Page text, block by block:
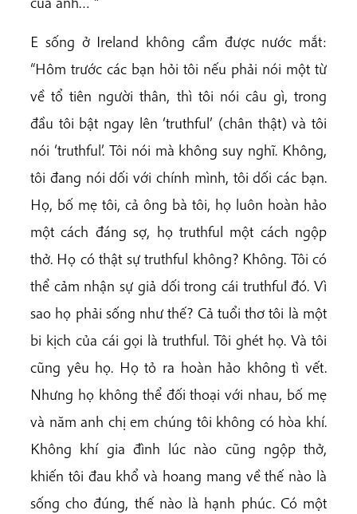
E sống ở Ireland không cầm được nước mắt:
“Hôm trước các bạn hỏi tôi nếu phải nói một từ
về tổ tiên người thân, thì tôi nói câu gì, trong
đầu tôi bật ngay lên ‘truthful’ (chân thật) và tôi
nói ‘truthful’. Tôi nói mà không suy nghĩ. Không,
tôi đang nói dối với chính mình, tôi dối các bạn.
Họ, bố mẹ tôi, cả ông bà tôi, họ luôn hoàn hảo
một cách đáng sợ, họ truthful một cách ngộp
thở. Họ có thật sự truthful không? Không. Tôi có
thể cảm nhận sự giả dối trong cái truthful đó. Vì
sao họ phải sống như thế? Cả tuổi thơ tôi là một
bi kịch của cái gọi là truthful. Tôi ghét họ. Và tôi
cũng yêu họ. Họ tỏ ra hoàn hảo không tì vết.
Nhưng họ không thể đối thoại với nhau, bố mẹ
và năm anh chị em chúng tôi không có hòa khí.
Không khí gia đình lúc nào cũng ngộp thở,
khiến tôi đau khổ và hoang mang về thế nào là
sống cho đúng, thế nào là hạnh phúc. Có một